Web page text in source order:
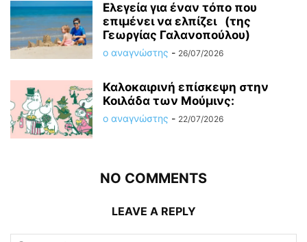
Ελεγεία για έναν τόπο που
επιμένει να ελπίζει (της
Γεωργίας Γαλανοπούλου)
ο αναγνώστης - 26/07/2026
Καλοκαιρινή επίσκεψη στην
Κοιλάδα των Μούμινς:
ο αναγνώστης - 22/07/2026
NO COMMENTS
LEAVE A REPLY